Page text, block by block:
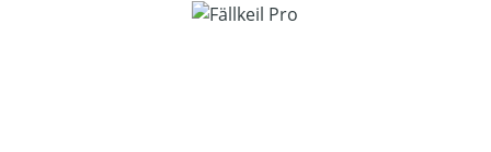
Bildergalerie überspringen